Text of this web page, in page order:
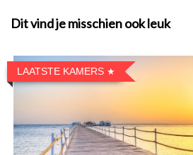
Dit vind je misschien ook leuk
LAATSTE KAMERS